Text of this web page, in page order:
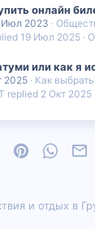
онлайн
Июл 2023
19 Июл 2025
или как я
2025
Как
2 Окт 2025
Reddit Pinterest
и отдых в